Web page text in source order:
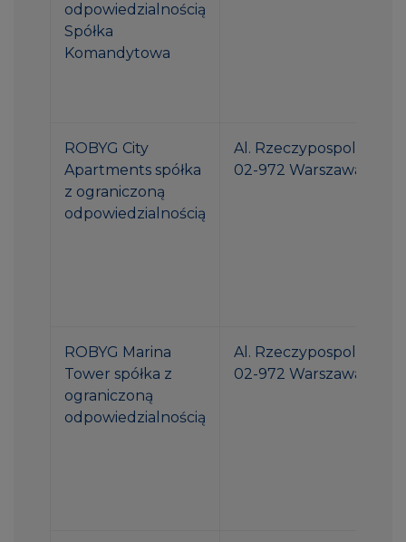
odpowiedzialnością
Spółka
Komandytowa
ROBYG City
Apartments spółka
z ograniczoną
odpowiedzialnością
Al. Rzeczypospolitej 1
02-972 Warszawa
ROBYG Marina
Tower spółka z
ograniczoną
odpowiedzialnością
Al. Rzeczypospolitej 1
02-972 Warszawa